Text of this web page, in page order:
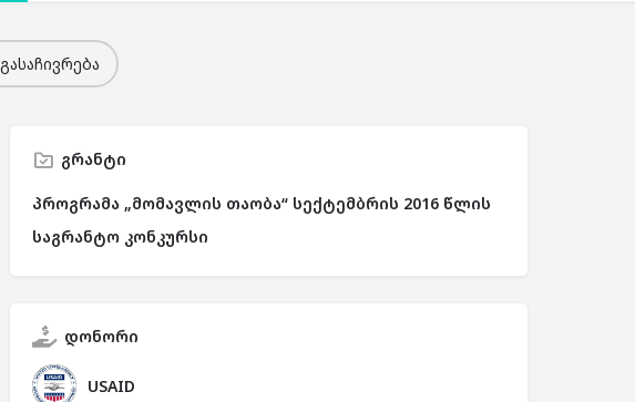
გასაჩივრება
გრანტი
პროგრამა „მომავლის თაობა“ სექტემბრის 2016 წლის
საგრანტო კონკურსი
დონორი
USAID